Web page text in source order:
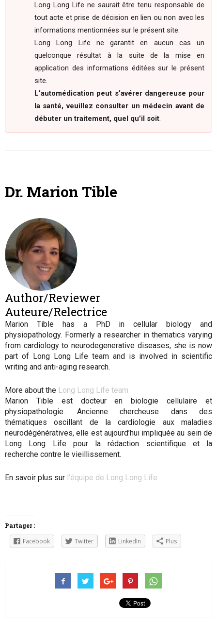
Long Long Life ne saurait être tenu responsable de
tout acte et prise de décision en lien ou non avec les
informations mentionnées sur le présent site.
Long Long Life ne garantit en aucun cas un
quelconque résultat à la suite de la mise en
application des informations éditées sur le présent
site.
L’automédication peut s’avérer dangereuse pour
la santé, veuillez consulter un médecin avant de
débuter un traitement, quel qu’il soit.
Dr. Marion Tible
Author/Reviewer
Auteure/Relectrice
Marion Tible has a PhD in cellular biology and
physiopathology. Formerly a researcher in thematics varying
from cardiology to neurodegenerative diseases, she is now
part of Long Long Life team and is involved in scientific
writing and anti-aging research.
More about the Long Long Life team
Marion Tible est docteur en biologie cellulaire et
physiopathologie. Ancienne chercheuse dans des
thématiques oscillant de la cardiologie aux maladies
neurodégénératives, elle est aujourd’hui impliquée au sein de
Long Long Life pour la rédaction scientifique et la
recherche contre le vieillissement.
En savoir plus sur l’équipe de Long Long Life
Partager :
Facebook Twitter LinkedIn Plus